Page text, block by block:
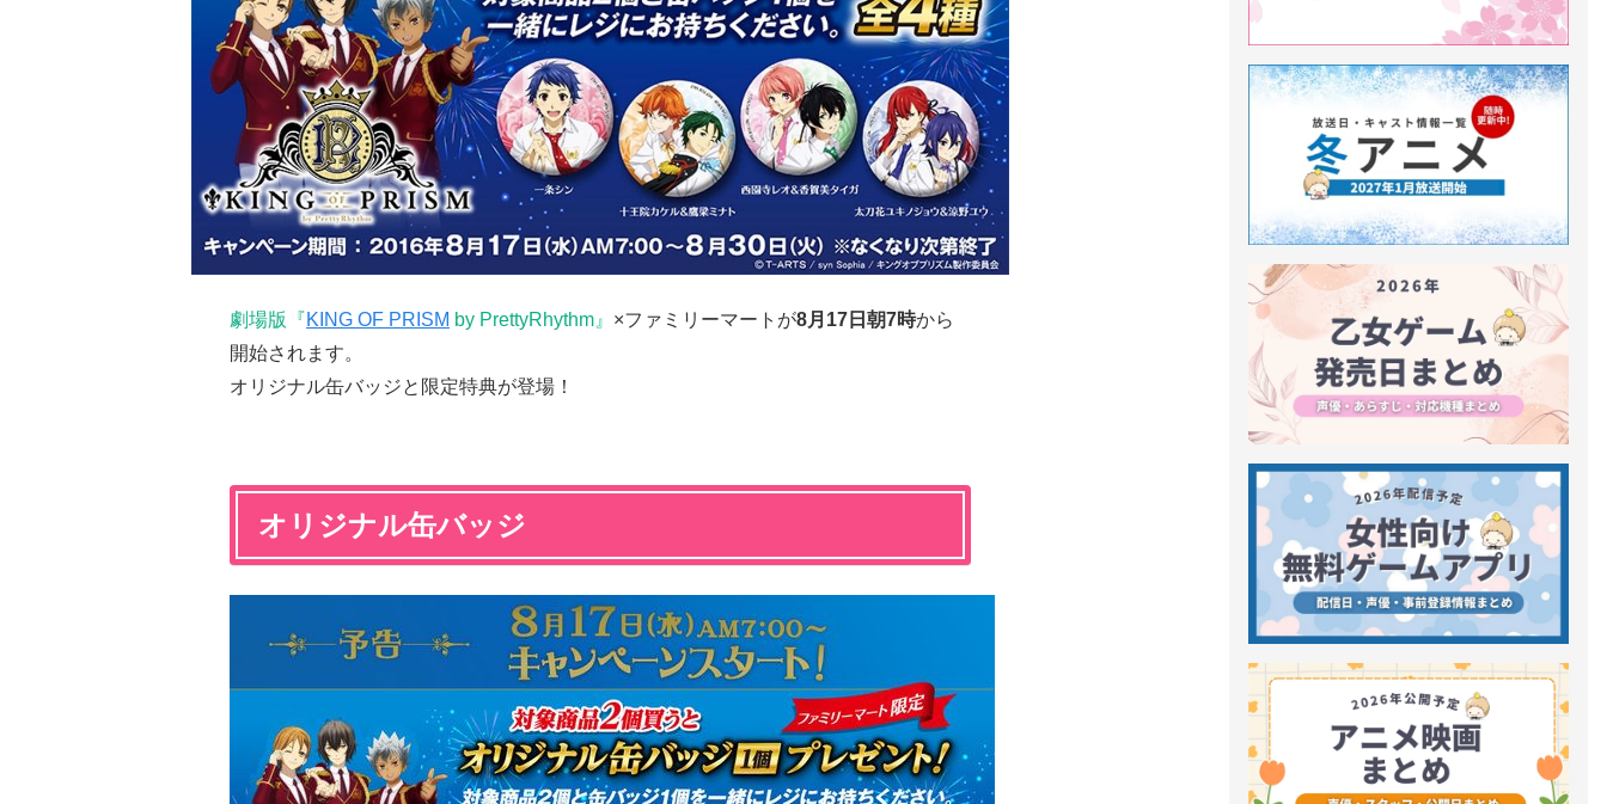
劇場版『KING OF PRISM by PrettyRhythm』 ×ファミリーマートが8月17日朝7時から
開始されます。
オリジナル缶バッジと限定特典が登場！
オリジナル缶バッジ